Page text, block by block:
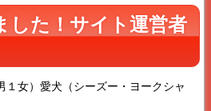
した！サイト運営者
１女）愛犬（シーズー・ヨークシャ